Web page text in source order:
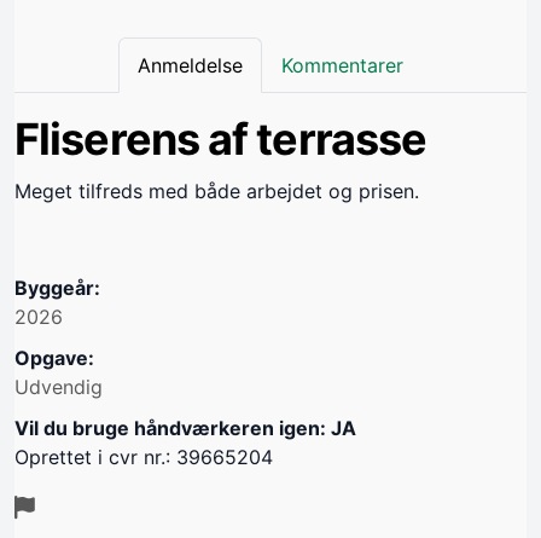
Anmeldelse Kommentarer
Fliserens af terrasse
Meget tilfreds med både arbejdet og prisen.
Byggeår:
2026
Opgave:
Udvendig
Vil du bruge håndværkeren igen: JA
Oprettet i cvr nr.: 39665204